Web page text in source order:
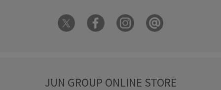
JUN GROUP ONLINE STORE